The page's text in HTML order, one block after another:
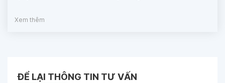
Xem thêm
ĐỂ LẠI THÔNG TIN TƯ VẤN